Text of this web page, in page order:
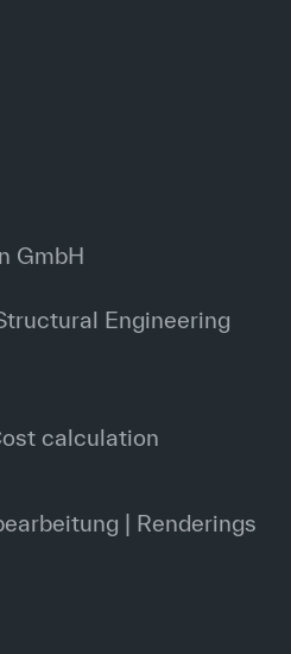
GmbH
Engineering
calculation
| Renderings